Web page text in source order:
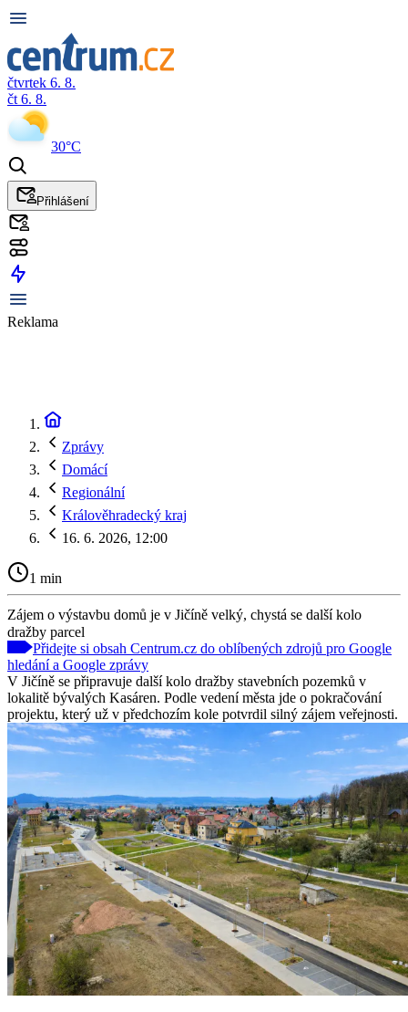
čtvrtek 6. 8.
čt 6. 8.
30°C
Přihlášení
Reklama
Zprávy
Domácí
Regionální
Králověhradecký kraj
16. 6. 2026, 12:00
1 min
Zájem o výstavbu domů je v Jičíně velký, chystá se další kolo
dražby parcel
Přidejte si obsah Centrum.cz do oblíbených zdrojů pro Google
hledání a Google zprávy
V Jičíně se připravuje další kolo dražby stavebních pozemků v
lokalitě bývalých Kasáren. Podle vedení města jde o pokračování
projektu, který už v předchozím kole potvrdil silný zájem veřejnosti.